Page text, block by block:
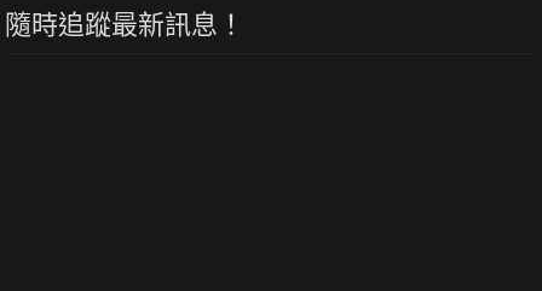
隨時追蹤最新訊息！